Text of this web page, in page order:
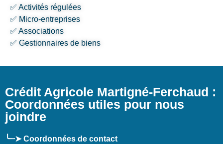
✅ Activités régulées
✅ Micro-entreprises
✅ Associations
✅ Gestionnaires de biens
Crédit Agricole Martigné-Ferchaud :
Coordonnées utiles pour nous
joindre
╰┈➤ Coordonnées de contact